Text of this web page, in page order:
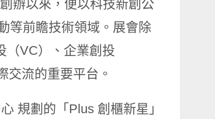
辦以來，便以科技新創公
等前瞻技術領域。展會除
（VC）、企業創投
交流的重要平台。
規劃的「Plus 創櫃新星」